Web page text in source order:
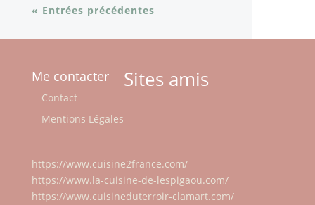
« Entrées précédentes
Me contacter
Contact
Mentions Légales
Sites amis
https://www.cuisine2france.com/
https://www.la-cuisine-de-lespigaou.com/
https://www.cuisineduterroir-clamart.com/